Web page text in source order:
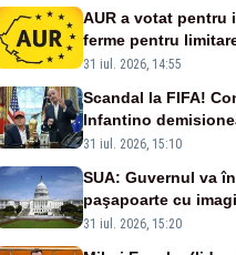
AUR a votat pentru
ferme pentru
pestei porcine
31 iul. 2026, 14:55
Scandal la FIFA!
Infantino
privind investitorii
31 iul. 2026, 15:10
SUA: Guvernul va
paşapoarte cu
începând cu 8
31 iul. 2026, 15:20